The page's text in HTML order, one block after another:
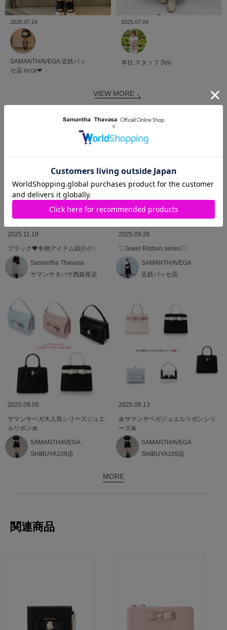
2025.07.24
SAMANTHAVEGA 近鉄パッ
セ店 ricca❤︎
2025.07.04
本社 スタッフ Syu
VIEW MORE
2025.11.18
ブラック🖤冬物アイテム紹介⛄️✨️
Samantha Thavasa
サマンサタバサ西銀座店
2025.09.26
♡Jewel Ribbon series♡
SAMANTHAVEGA
近鉄パッセ店
2025.09.05
サマンサベガ大人気シリーズジュエ
ルリボン🎀
SAMANTHAVEGA
SHIBUYA109店
2025.08.13
🎀サマンサベガジュエルリボンシリ
ーズ🎀
SAMANTHAVEGA
SHIBUYA109店
MORE
関連商品